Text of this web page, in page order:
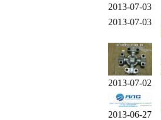
2013-07-03
2013-07-03
2013-07-02
2013-06-27